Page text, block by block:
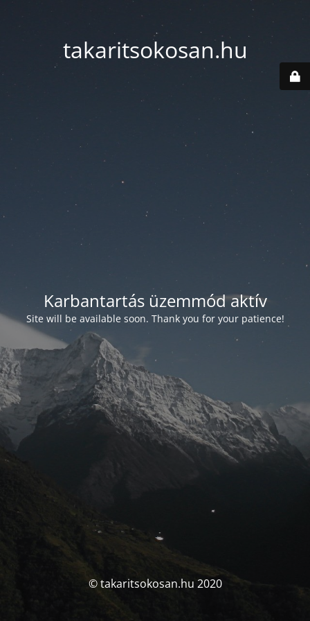
takaritsokosan.hu
Karbantartás üzemmód aktív
Site will be available soon. Thank you for your patience!
© takaritsokosan.hu 2020